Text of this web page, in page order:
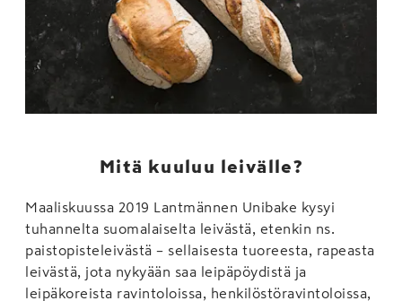
Mitä kuuluu leivälle?
Maaliskuussa 2019 Lantmännen Unibake kysyi
tuhannelta suomalaiselta leivästä, etenkin ns.
paistopisteleivästä – sellaisesta tuoreesta, rapeasta
leivästä, jota nykyään saa leipäpöydistä ja
leipäkoreista ravintoloissa, henkilöstöravintoloissa,